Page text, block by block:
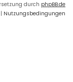
durch phpBB.de
| Nutzungsbedingungen